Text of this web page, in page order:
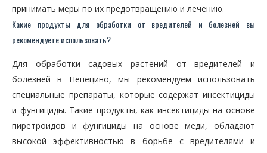
принимать меры по их предотвращению и лечению.
Какие продукты для обработки от вредителей и болезней вы
рекомендуете использовать?
Для обработки садовых растений от вредителей и
болезней в Непецино, мы рекомендуем использовать
специальные препараты, которые содержат инсектициды
и фунгициды. Такие продукты, как инсектициды на основе
пиретроидов и фунгициды на основе меди, обладают
высокой эффективностью в борьбе с вредителями и